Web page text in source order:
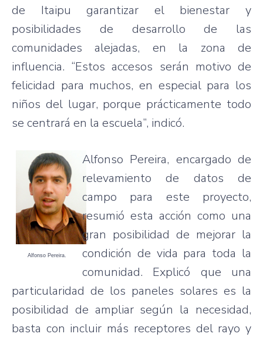
de Itaipu garantizar el bienestar y
posibilidades de desarrollo de las
comunidades alejadas, en la zona de
influencia. “Estos accesos serán motivo de
felicidad para muchos, en especial para los
niños del lugar, porque prácticamente todo
se centrará en la escuela”, indicó.
Alfonso Pereira.
Alfonso Pereira, encargado de
relevamiento de datos de
campo para este proyecto,
resumió esta acción como una
gran posibilidad de mejorar la
condición de vida para toda la
comunidad. Explicó que una
particularidad de los paneles solares es la
posibilidad de ampliar según la necesidad,
basta con incluir más receptores del rayo y